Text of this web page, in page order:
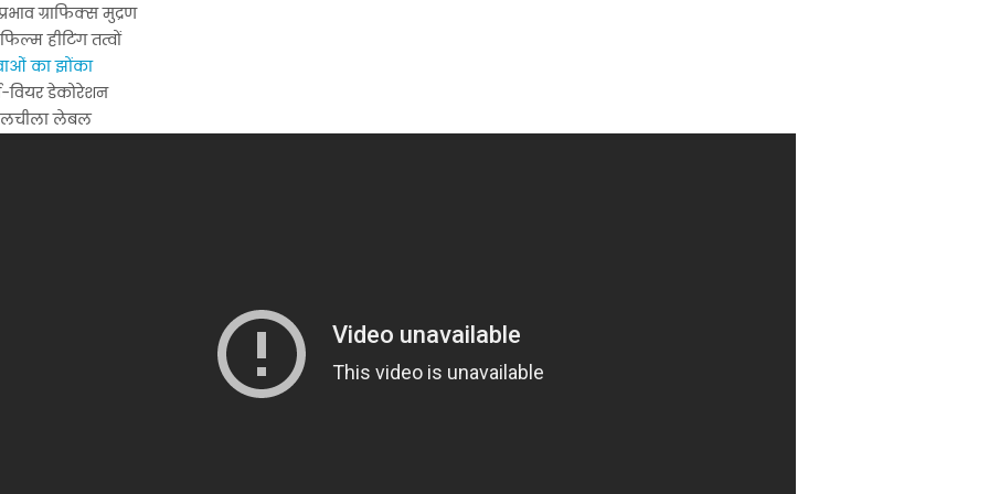
ग्राफिक्स मुद्रण
हीटिंग तत्वों
का झोंका
वियर डेकोरेशन
लेबल